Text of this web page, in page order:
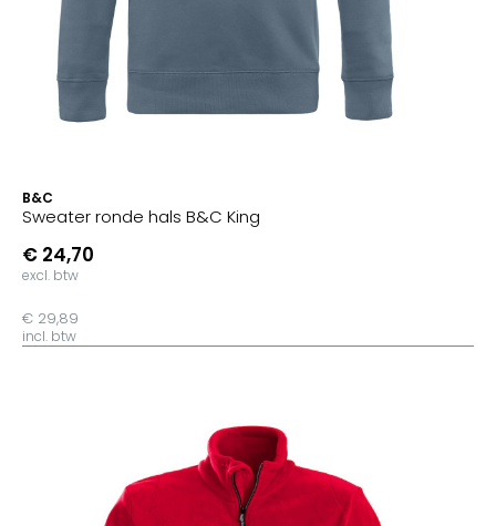
B&C
Sweater ronde hals B&C King
€ 24,70
excl. btw
€ 29,89
incl. btw